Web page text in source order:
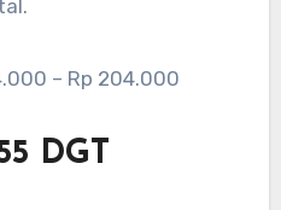
– Rp 204.000
DGT